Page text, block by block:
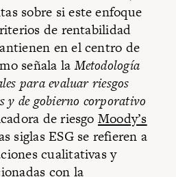
sobre si este enfoque
de rentabilidad
en el centro de
señala laMetodología
para evaluar riesgos
y de gobierno corporativo
de riesgo Moody’s
siglas ESG se refieren a
cualitativas y
con la